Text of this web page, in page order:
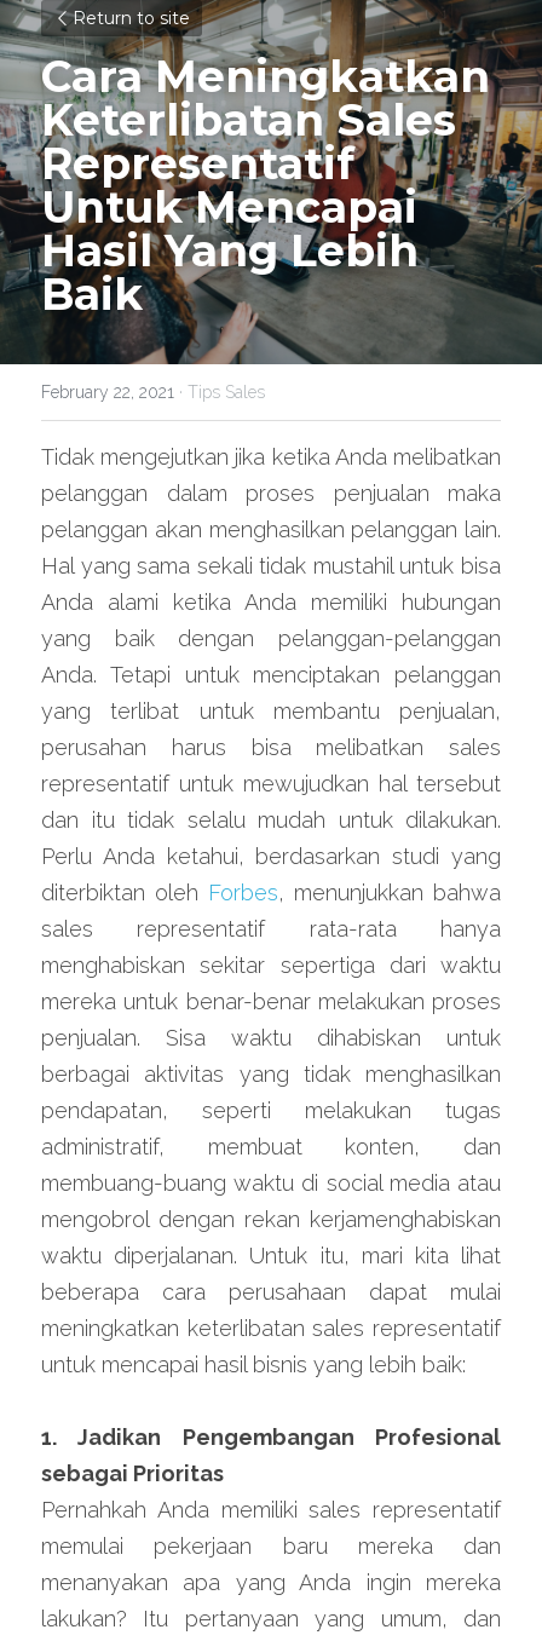
Return to site
Cara Meningkatkan
Keterlibatan Sales
Representatif
Untuk Mencapai
Hasil Yang Lebih
Baik
February 22, 2021 · Tips Sales
Tidak mengejutkan jika ketika Anda melibatkan
pelanggan dalam proses penjualan maka
pelanggan akan menghasilkan pelanggan lain.
Hal yang sama sekali tidak mustahil untuk bisa
Anda alami ketika Anda memiliki hubungan
yang baik dengan pelanggan-pelanggan
Anda. Tetapi untuk menciptakan pelanggan
yang terlibat untuk membantu penjualan,
perusahan harus bisa melibatkan sales
representatif untuk mewujudkan hal tersebut
dan itu tidak selalu mudah untuk dilakukan.
Perlu Anda ketahui, berdasarkan studi yang
diterbiktan oleh Forbes, menunjukkan bahwa
sales representatif rata-rata hanya
menghabiskan sekitar sepertiga dari waktu
mereka untuk benar-benar melakukan proses
penjualan. Sisa waktu dihabiskan untuk
berbagai aktivitas yang tidak menghasilkan
pendapatan, seperti melakukan tugas
administratif, membuat konten, dan
membuang-buang waktu di social media atau
mengobrol dengan rekan kerjamenghabiskan
waktu diperjalanan. Untuk itu, mari kita lihat
beberapa cara perusahaan dapat mulai
meningkatkan keterlibatan sales representatif
untuk mencapai hasil bisnis yang lebih baik:
1. Jadikan Pengembangan Profesional
sebagai Prioritas
Pernahkah Anda memiliki sales representatif
memulai pekerjaan baru mereka dan
menanyakan apa yang Anda ingin mereka
lakukan? Itu pertanyaan yang umum, dan